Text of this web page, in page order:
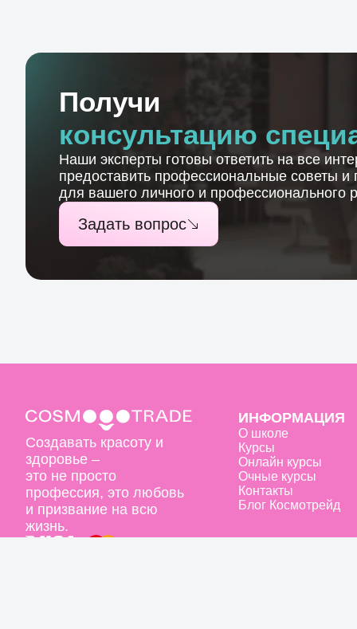
Получи
консультацию
Наши эксперты готовы ответить на все
предоставить профессиональные советы
для вашего личного и профессионального
Задать вопрос
Создавать красоту и
здоровье –
это не просто
профессия, это любовь
и призвание на всю
жизнь.
ИНФОРМАЦИЯ
О школе
Курсы
Онлайн курсы
Очные курсы
Контакты
Блог Космотрейд